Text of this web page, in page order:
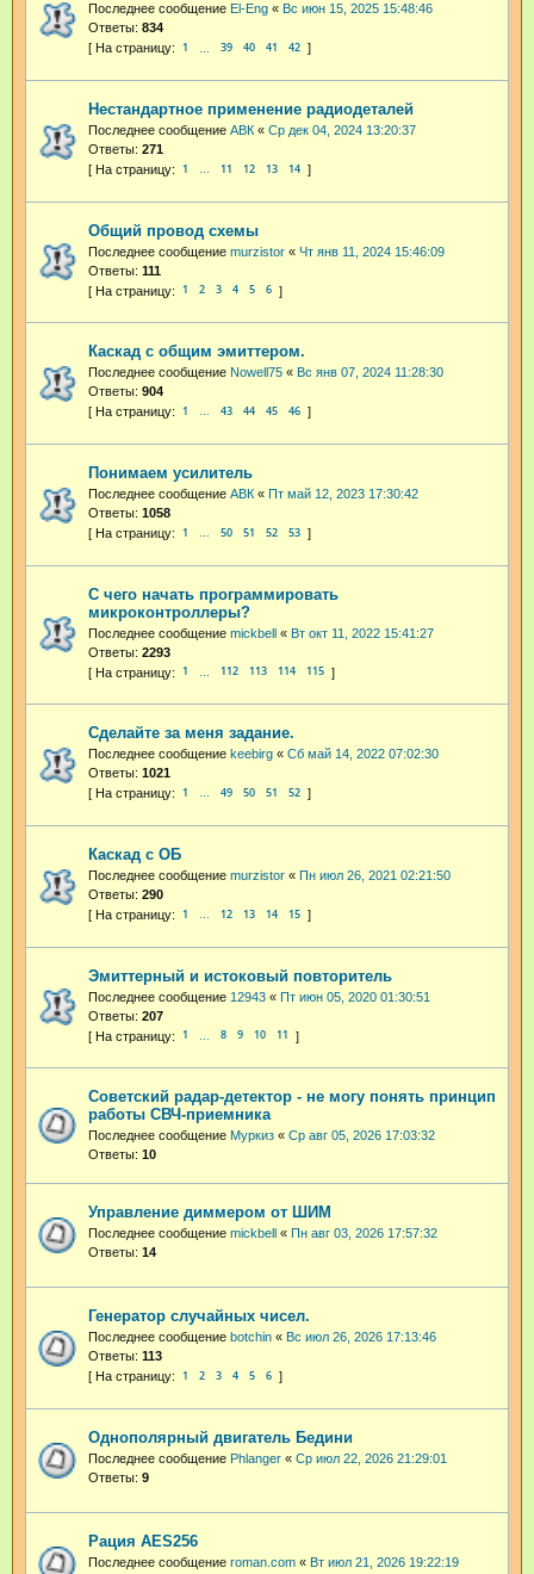
Последнее сообщение El-Eng « Вс июн 15, 2025 15:48:46
Ответы: 834
1 39 40 41 42
Нестандартное применение радиодеталей
Последнее сообщение АВК « Ср дек 04, 2024 13:20:37
Ответы: 271
1 … 11 12 13 14
Общий провод схемы
Последнее сообщение murzistor « Чт янв 11, 2024 15:46:09
Ответы: 111
1 2 3 4 5 6
Каскад с общим эмиттером.
Последнее сообщение Nowell75 « Вс янв 07, 2024 11:28:30
Ответы: 904
1 … 43 44 45 46
Понимаем усилитель
Последнее сообщение АВК « Пт май 12, 2023 17:30:42
Ответы: 1058
1 … 50 51 52 53
С чего начать программировать
микроконтроллеры?
Последнее сообщение mickbell « Вт окт 11, 2022 15:41:27
Ответы: 2293
1 112 113 114 115
Сделайте за меня задание.
Последнее сообщение keebirg « Сб май 14, 2022 07:02:30
Ответы: 1021
1 … 49 50 51 52
Каскад с ОБ
Последнее сообщение murzistor « Пн июл 26, 2021 02:21:50
Ответы: 290
1 12 13 14 15
Эмиттерный и истоковый повторитель
Последнее сообщение 12943 « Пт июн 05, 2020 01:30:51
Ответы: 207
1 8 9 10 11
Советский радар-детектор - не могу понять принцип
работы СВЧ-приемника
Последнее сообщение Муркиз « Ср авг 05, 2026 17:03:32
Ответы: 10
Управление диммером от ШИМ
Последнее сообщение mickbell « Пн авг 03, 2026 17:57:32
Ответы: 14
Генератор случайных чисел.
Последнее сообщение botchin « Вс июл 26, 2026 17:13:46
Ответы: 113
1 2 3 4 5 6
Однополярный двигатель Бедини
Последнее сообщение Phlanger « Ср июл 22, 2026 21:29:01
Ответы: 9
Рация AES256
Последнее сообщение roman.com « Вт июл 21, 2026 19:22:19